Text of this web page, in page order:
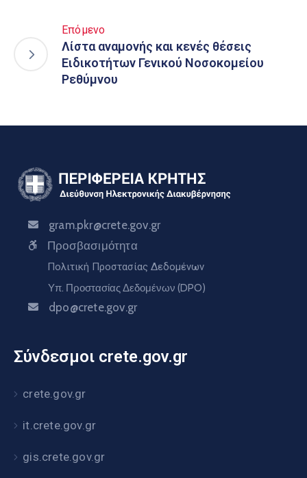
Επόμενο
Λίστα αναμονής και κενές θέσεις
Ειδικοτήτων Γενικού Νοσοκομείου
Ρεθύμνου
gram.pkr@crete.gov.gr
Προσβασιμότητα
Πολιτική Προστασίας Δεδομένων
Υπ. Προστασίας Δεδομένων (DPO)
dpo@crete.gov.gr
Σύνδεσμοι crete.gov.gr
crete.gov.gr
it.crete.gov.gr
gis.crete.gov.gr